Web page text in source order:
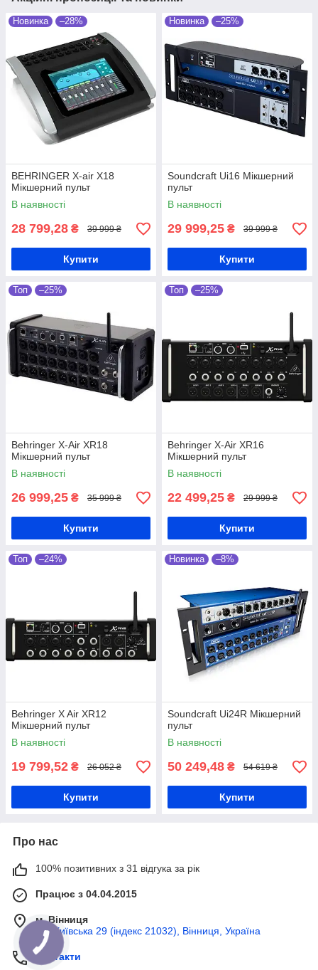
Новинка –28%
BEHRINGER X-air X18
Мікшерний пульт
В наявності
28 799,28 ₴ 39 999 ₴
Купити
Новинка –25%
Soundcraft Ui16 Мікшерний
пульт
В наявності
29 999,25 ₴ 39 999 ₴
Купити
Топ –25%
Behringer X-Air XR18
Мікшерний пульт
В наявності
26 999,25 ₴ 35 999 ₴
Купити
Топ –25%
Behringer X-Air XR16
Мікшерний пульт
В наявності
22 499,25 ₴ 29 999 ₴
Купити
Топ –24%
Behringer X Air XR12
Мікшерний пульт
В наявності
19 799,52 ₴ 26 052 ₴
Купити
Новинка –8%
Soundcraft Ui24R Мікшерний
пульт
В наявності
50 249,48 ₴ 54 619 ₴
Купити
Про нас
100% позитивних з 31 відгука за рік
Працює з 04.04.2015
м. Вінниця
вул Київська 29 (індекс 21032), Вінниця, Україна
Контакти